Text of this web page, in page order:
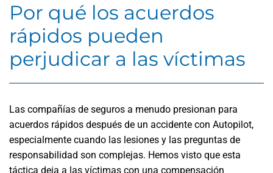
Por qué los acuerdos
rápidos pueden
perjudicar a las víctimas
Las compañías de seguros a menudo presionan para
acuerdos rápidos después de un accidente con Autopilot,
especialmente cuando las lesiones y las preguntas de
responsabilidad son complejas. Hemos visto que esta
táctica deja a las víctimas con una compensación